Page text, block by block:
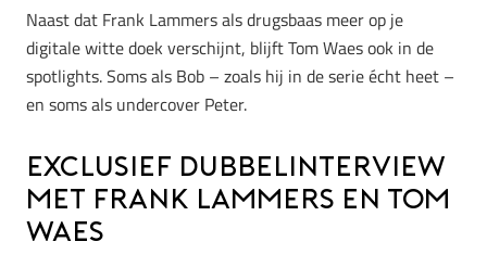
Naast dat Frank Lammers als drugsbaas meer op je
digitale witte doek verschijnt, blijft Tom Waes ook in de
spotlights. Soms als Bob – zoals hij in de serie écht heet –
en soms als undercover Peter.
Exclusief dubbelinterview
met Frank Lammers en Tom
Waes